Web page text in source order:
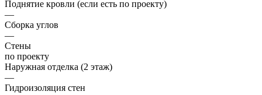
Поднятие кровли (если есть по проекту)
—
Сборка углов
—
Стены
по проекту
Наружная отделка (2 этаж)
—
Гидроизоляция стен